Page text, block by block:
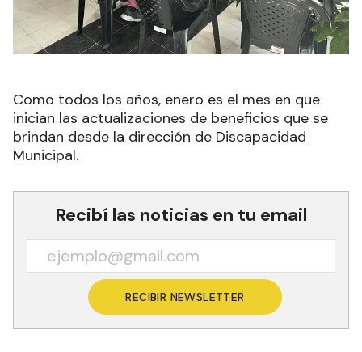
Como todos los años, enero es el mes en que
inician las actualizaciones de beneficios que se
brindan desde la dirección de Discapacidad
Municipal.
Recibí las noticias en tu email
RECIBIR NEWSLETTER